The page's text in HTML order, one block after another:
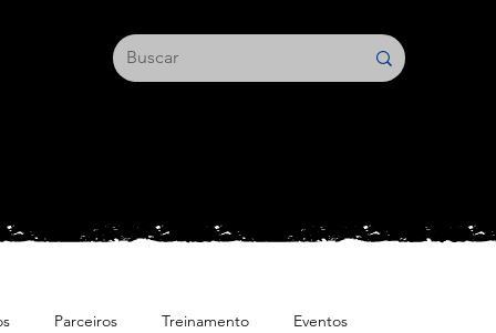
Parceiros Treinamento Eventos